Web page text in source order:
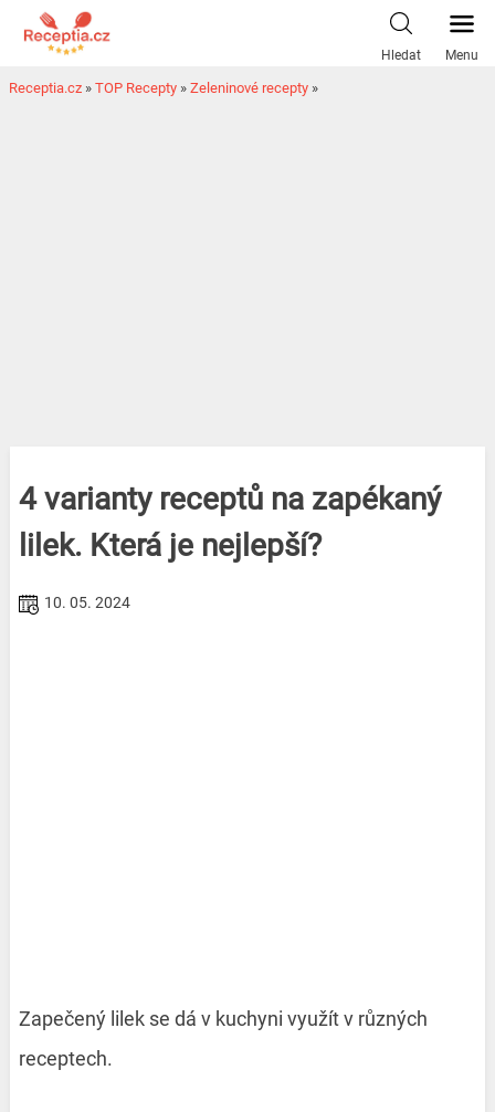
Hledat Menu
Receptia.cz » TOP Recepty » Zeleninové recepty »
4 varianty receptů na zapékaný
lilek. Která je nejlepší?
10. 05. 2024
Zapečený lilek se dá v kuchyni využít v různých
receptech.